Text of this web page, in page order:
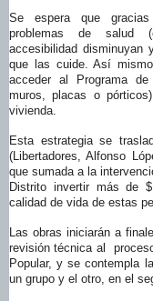
Se espera que
problemas de salud
accesibilidad disminuyan
que las cuide. Así
acceder al Programa de
muros, placas o
vivienda.
Esta estrategia se
(Libertadores, Alfonso
que sumada a la
Distrito invertir más de
calidad de vida de estas
Las obras iniciarán a
revisión técnica al
Popular, y se contempla
un grupo y el otro, en el